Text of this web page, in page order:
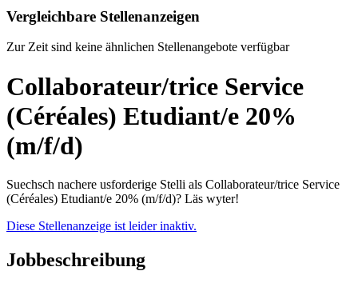
Vergleichbare Stellenanzeigen
Zur Zeit sind keine ähnlichen Stellenangebote verfügbar
Collaborateur/trice Service
(Céréales) Etudiant/e 20%
(m/f/d)
Suechsch nachere usforderige Stelli als Collaborateur/trice Service
(Céréales) Etudiant/e 20% (m/f/d)? Läs wyter!
Diese Stellenanzeige ist leider inaktiv.
Jobbeschreibung